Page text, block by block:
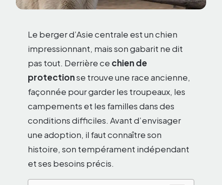
Le berger d’Asie centrale est un chien
impressionnant, mais son gabarit ne dit
pas tout. Derrière ce chien de
protectionse trouve une race ancienne,
façonnée pour garder les troupeaux, les
campements et les familles dans des
conditions difficiles. Avant d’envisager
une adoption, il faut connaître son
histoire, son tempérament indépendant
et ses besoins précis.